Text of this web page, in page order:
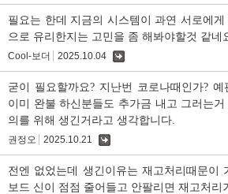
필요는 한데 지금의 시스템이 과연 서로에
으로 유리한지는 고민을 좀 해봐야할것 같네
Cool-보더 2025.10.04
굳이 필요할까요? 지난번 코로나때인가? 예
이미 완불 하신분들도 추가금 내고 그러는
의를 위해 생긴거라고 생각합니다.
권정오 2025.10.21
전엔 없었는데 생긴이유는 재고처리때문이
보드 신이 점점 줄어들고 안팔리면 재고처리